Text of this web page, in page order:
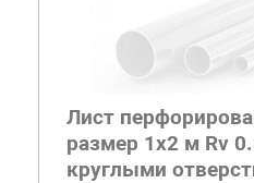
Лист
размер 1х2 м Rv
круглыми